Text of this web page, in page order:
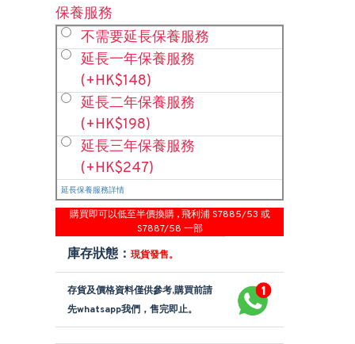
保養服務
不需要延長保養服務
延長一年保養服務
(+HK$148)
延長二年保養服務
(+HK$198)
延長三年保養服務
(+HK$247)
延長保養服務詳情
購買即可以低至半價換購 , 飛利浦 S7885/53 或
S7887/58 一部
庫存狀態： 現貨發售。
存貨及價格資料僅供參考,購買前請
先whatsapp我們，售完即止。